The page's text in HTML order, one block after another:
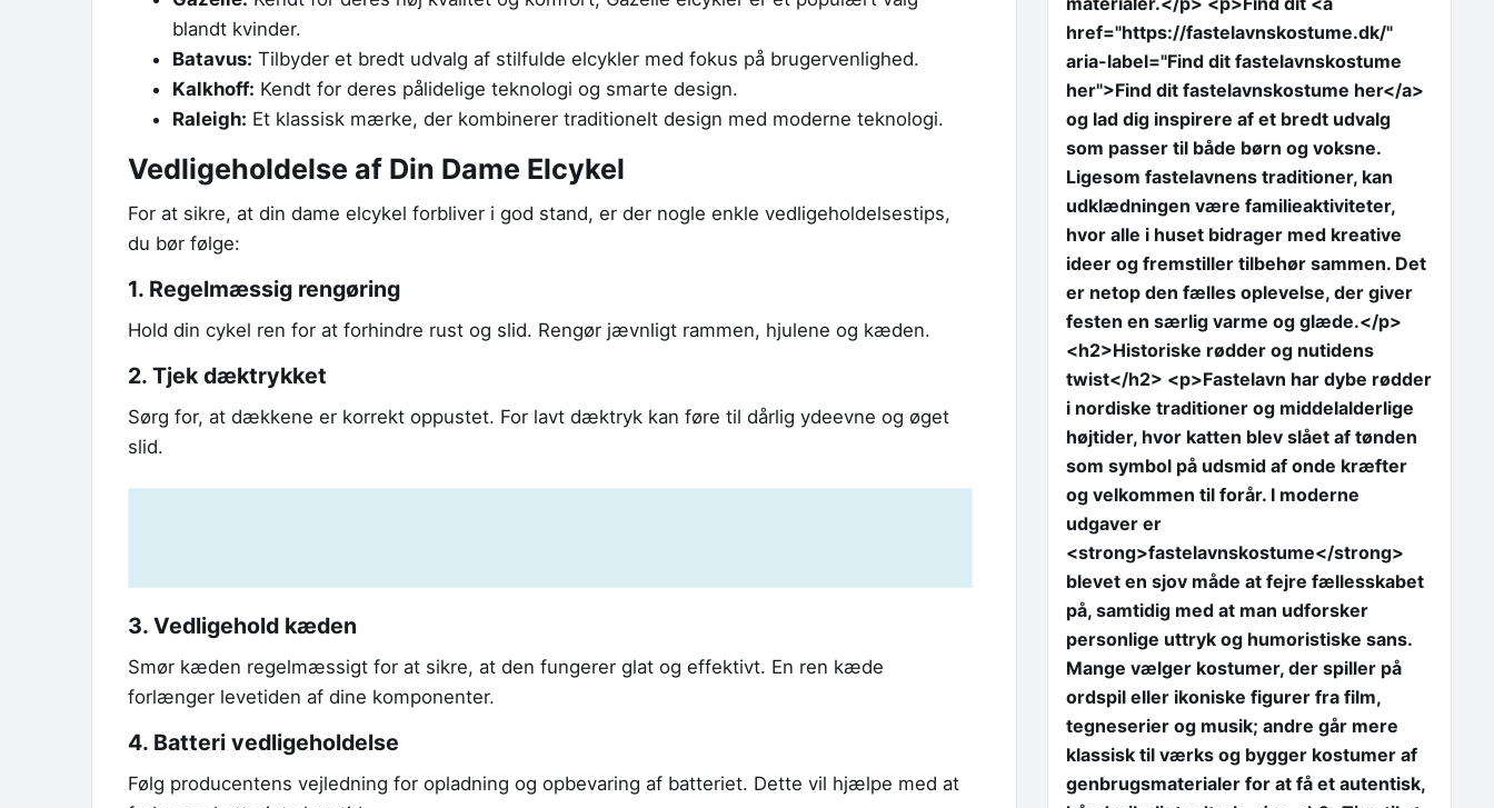
blandt kvinder.
Batavus: Tilbyder et bredt udvalg af stilfulde elcykler med fokus på brugervenlighed.
Kalkhoff: Kendt for deres pålidelige teknologi og smarte design.
Raleigh: Et klassisk mærke, der kombinerer traditionelt design med moderne teknologi.
Vedligeholdelse af Din Dame Elcykel
For at sikre, at din dame elcykel forbliver i god stand, er der nogle enkle vedligeholdelsestips,
du bør følge:
1. Regelmæssig rengøring
Hold din cykel ren for at forhindre rust og slid. Rengør jævnligt rammen, hjulene og kæden.
2. Tjek dæktrykket
Sørg for, at dækkene er korrekt oppustet. For lavt dæktryk kan føre til dårlig ydeevne og øget
slid.
3. Vedligehold kæden
Smør kæden regelmæssigt for at sikre, at den fungerer glat og effektivt. En ren kæde
forlænger levetiden af dine komponenter.
4. Batteri vedligeholdelse
Følg producentens vejledning for opladning og opbevaring af batteriet. Dette vil hjælpe med at
href="https://fastelavnskostume.dk/"
aria-label="Find dit fastelavnskostume
her">Find dit fastelavnskostume her</a>
og lad dig inspirere af et bredt udvalg
som passer til både børn og voksne.
Ligesom fastelavnens traditioner, kan
udklædningen være familieaktiviteter,
hvor alle i huset bidrager med kreative
ideer og fremstiller tilbehør sammen. Det
er netop den fælles oplevelse, der giver
festen en særlig varme og glæde.</p>
<h2>Historiske rødder og nutidens
twist</h2> <p>Fastelavn har dybe rødder
i nordiske traditioner og middelalderlige
højtider, hvor katten blev slået af tønden
som symbol på udsmid af onde kræfter
og velkommen til forår. I moderne
udgaver er
<strong>fastelavnskostume</strong>
blevet en sjov måde at fejre fællesskabet
på, samtidig med at man udforsker
personlige uttryk og humoristiske sans.
Mange vælger kostumer, der spiller på
ordspil eller ikoniske figurer fra film,
tegneserier og musik; andre går mere
klassisk til værks og bygger kostumer af
genbrugsmaterialer for at få et autentisk,